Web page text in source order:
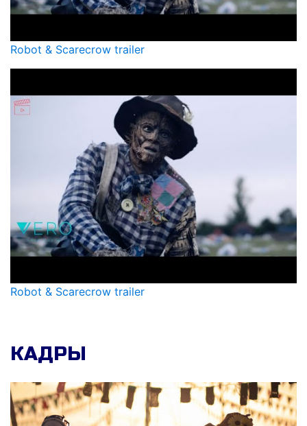
Robot & Scarecrow trailer
Robot & Scarecrow trailer
КАДРЫ